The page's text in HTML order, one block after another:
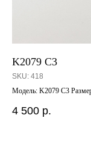
K2079 C3
SKU: 418
Модель: K2079 C3
4 500 р.